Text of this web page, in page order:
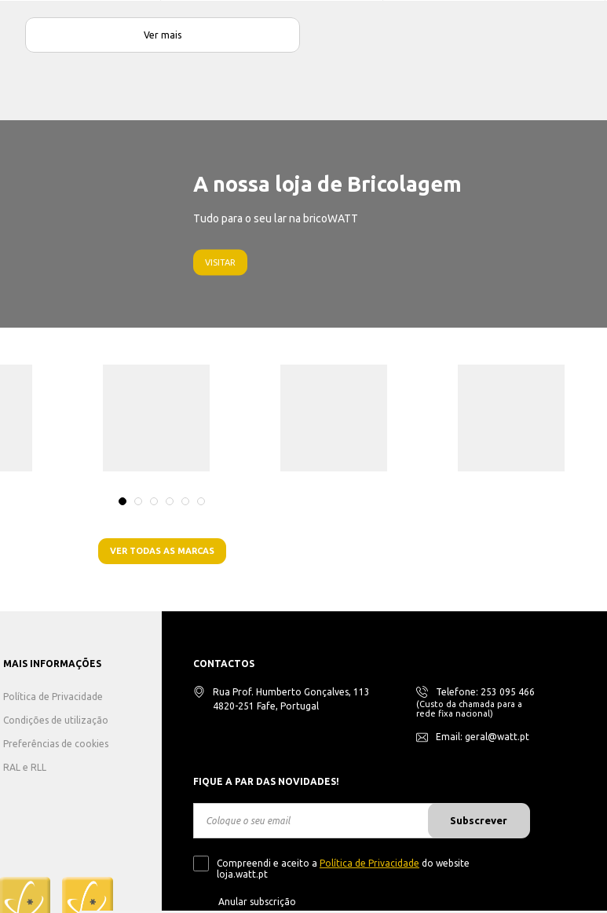
Ver mais
A nossa loja de Bricolagem
Tudo para o seu lar na bricoWATT
VISITAR
VER TODAS AS MARCAS
MAIS INFORMAÇÕES
Política de Privacidade
Condições de utilização
Preferências de cookies
RAL e RLL
CONTACTOS
Rua Prof. Humberto Gonçalves, 113
4820-251 Fafe, Portugal
Telefone: 253 095 466
(Custo da chamada para a
rede fixa nacional)
Email: geral@watt.pt
FIQUE A PAR DAS NOVIDADES!
Subscrever
Compreendi e aceito a Política de Privacidade do website
loja.watt.pt
Anular subscrição